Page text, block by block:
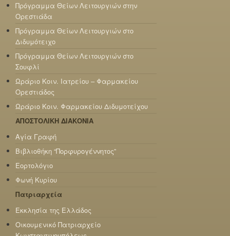
Πρόγραμμα Θείων Λειτουργιών στην
Ορεστιάδα
Πρόγραμμα Θείων Λειτουργιών στο
Διδυμότειχο
Πρόγραμμα Θείων Λειτουργιών στο
Σουφλί
Ωράριο Κοιν. Ιατρείου – Φαρμακείου
Ορεστιάδος
Ωράριο Κοιν. Φαρμακείου Διδυμοτείχου
ΑΠΟΣΤΟΛΙΚΗ ΔΙΑΚΟΝΙΑ
Αγία Γραφή
Βιβλιοθήκη “Πορφυρογέννητος”
Εορτολόγιο
Φωνή Κυρίου
Πατριαρχεία
Εκκλησία της Ελλάδος
Οικουμενικό Πατριαρχείο